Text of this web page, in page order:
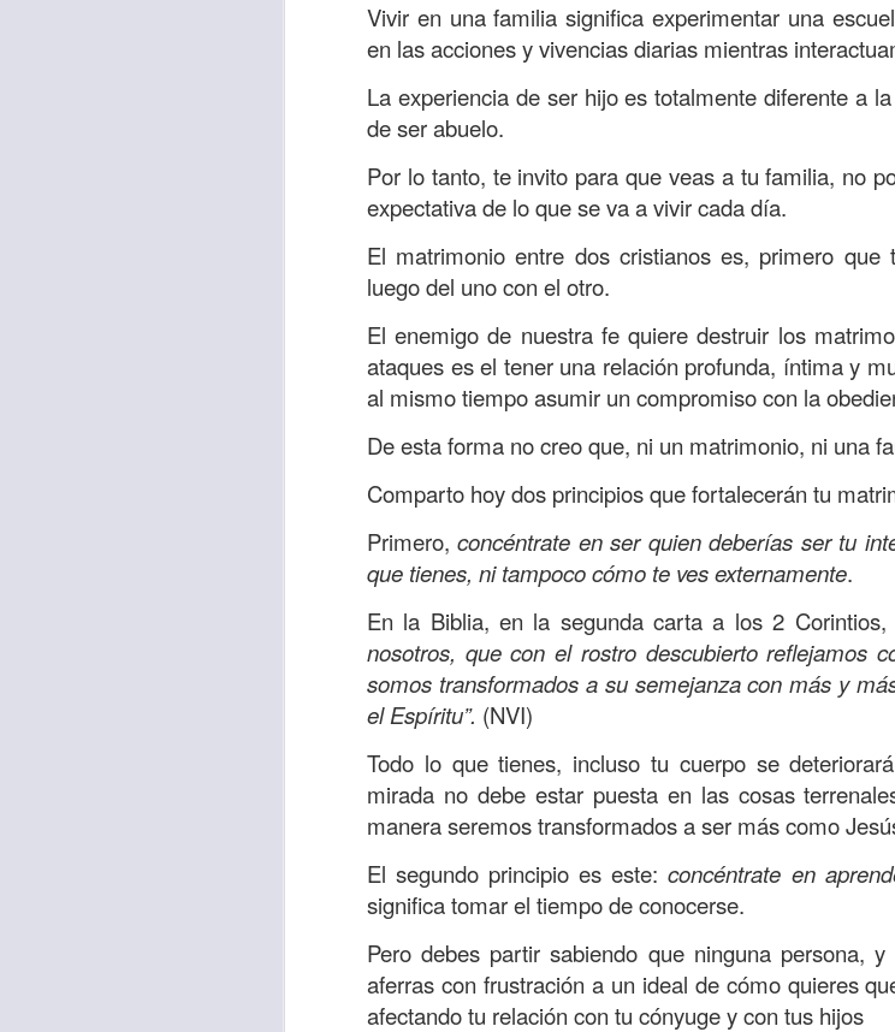
Vivir en una familia significa experimentar una
en las acciones y vivencias diarias mientras
La experiencia de ser hijo es totalmente diferente a
de ser abuelo.
Por lo tanto, te invito para que veas a tu familia, no
expectativa de lo que se va a vivir cada día.
El matrimonio entre dos cristianos es, primero
luego del uno con el otro.
El enemigo de nuestra fe quiere destruir los
ataques es el tener una relación profunda, íntima y
al mismo tiempo asumir un compromiso con la
De esta forma no creo que, ni un matrimonio, ni una
Comparto hoy dos principios que fortalecerán tu
Primero,concéntrate en ser quien deberías ser tu
que tienes, ni tampoco cómo te ves externamente.
En la Biblia, en la segunda carta a los 2
nosotros, que con el rostro descubierto reflejamos
somos transformados a su semejanza con más y
el Espíritu”. (NVI)
Todo lo que tienes, incluso tu cuerpo se
mirada no debe estar puesta en las cosas
manera seremos transformados a ser más como
El segundo principio es este:concéntrate en
significa tomar el tiempo de conocerse.
Pero debes partir sabiendo que ninguna persona,
aferras con frustración a un ideal de cómo quieres
afectando tu relación con tu cónyuge y con tus hijos
Yo tengo gratos recuerdos del amor de mis padres
esos buenos recuerdos; lo cierto es que para la
de tiempo, muchos incluso sacrificando sus
lo mejor que tenían por su familia.
Te invito a reflexionar sobre:¿Cuáles son tus
tu familia?
En la Biblia, el capítulo 12 de la carta a los romanos
del cristiano. Esta contiene recomendaciones sabias y
Particularmente, en el verso 9 dice lo siguiente:“El
malo, seguid lo bueno”. Romanos 12:9 (RVR1960)
Dios nos pide que amemos sin fingimiento, con
debemos dejar una huella marcada, una especie de
las personas que amamos.
Amar es mucho más que decir
“te amo” oque regalar
permanecer, de estar presente y de respetar a los seres
Cuando amamos de verdad, expresamos la
seres amados, pero también se nos aumentan los
vida, porque en el amor todo lo podemos hacer,
para siempre.
Es tiempo de revisar el estado de tu corazón hacia
vida. En otras palabras, es tiempo de tener hogares
Dios nos ama.
Oremos: “
Señor, sé que por amor nos has redimido,
por eso decido que, desde hoy, el motor de mi vida
sincero, real. Bendigo a mi familia, me comprometo a
nombre de Jesús. Amén”.
Versículo:
El amor sea sin fingimiento. Aborreced lo